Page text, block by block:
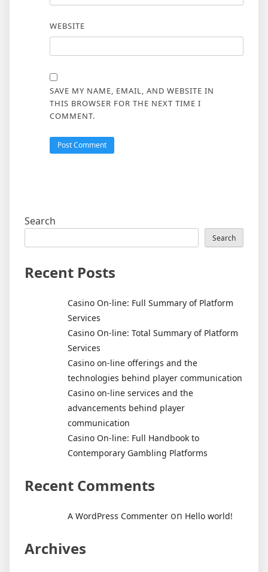
WEBSITE
SAVE MY NAME, EMAIL, AND WEBSITE IN
THIS BROWSER FOR THE NEXT TIME I
COMMENT.
Search
Search
Recent Posts
Casino On-line: Full Summary of Platform
Services
Casino On-line: Total Summary of Platform
Services
Casino on-line offerings and the
technologies behind player communication
Casino on-line services and the
advancements behind player
communication
Casino On-line: Full Handbook to
Contemporary Gambling Platforms
Recent Comments
A WordPress Commenter on Hello world!
Archives